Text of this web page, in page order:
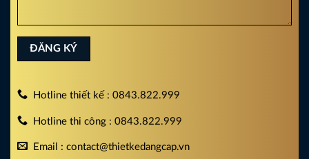
Hotline thiết kế : 0843.822.999
Hotline thi công : 0843.822.999
Email : contact@thietkedangcap.vn